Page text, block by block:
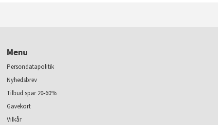
Menu
Persondatapolitik
Nyhedsbrev
Tilbud spar 20-60%
Gavekort
Vilkår